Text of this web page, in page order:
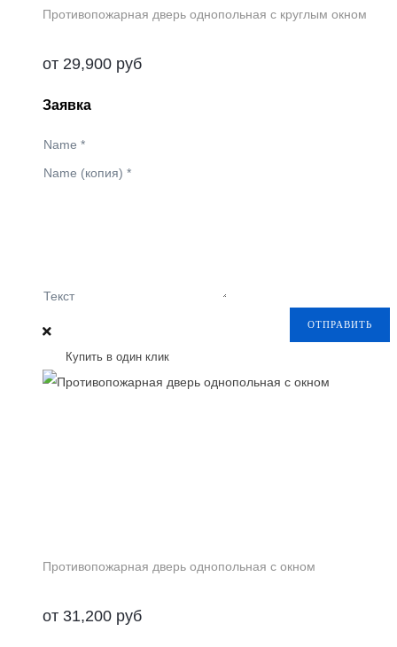
Противопожарная дверь однопольная с круглым окном
от 29,900 руб
Заявка
Name *
Name (копия) *
Текст
ОТПРАВИТЬ
Купить в один клик
Противопожарная дверь однопольная с окном
от 31,200 руб